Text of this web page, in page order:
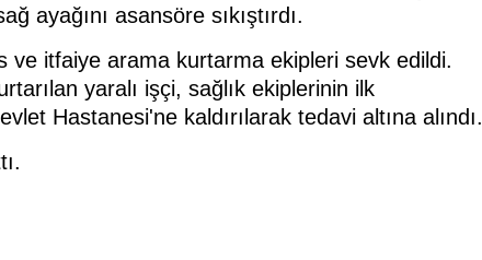
ayağını asansöre sıkıştırdı.
ve itfaiye arama kurtarma ekipleri sevk edildi.
yaralı işçi, sağlık ekiplerinin ilk
Hastanesi'ne kaldırılarak tedavi altına alındı.